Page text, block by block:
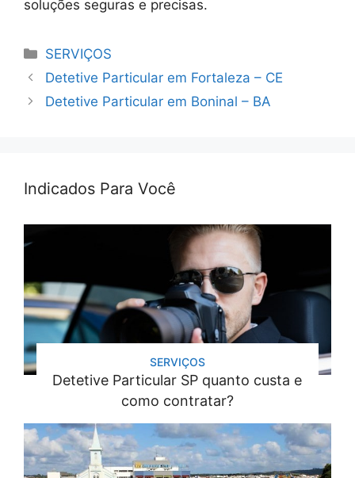
soluções seguras e precisas.
Categorias
SERVIÇOS
Detetive Particular em Fortaleza – CE
Detetive Particular em Boninal – BA
Indicados Para Você
SERVIÇOS
Detetive Particular SP quanto custa e
como contratar?